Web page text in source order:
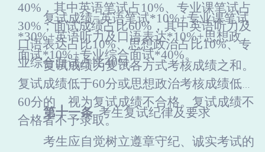
40%，其中英语笔试占10%、专业课笔试占
30%；面试成绩占比60%，其中英语听力及
口语表达占比10%、思想政治占比10%、专
业综合面试占比40%。
复试成绩=英语笔试*10%+专业课笔试
*30%+英语听力及口语表达*10%+思想政治
面试*10%+专业综合面试*40%。
复试成绩为复试各方式考核成绩之和。
复试成绩低于60分或思想政治考核成绩低于
60分的，视为复试成绩不合格。复试成绩不
合格者不予录取。
第十一条 考生复试纪律及要求
考生应自觉树立遵章守纪、诚实考试的